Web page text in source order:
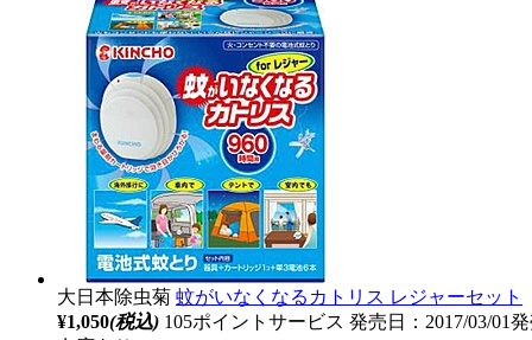
大日本除虫菊 蚊がいなくなるカトリス レジャーセット
¥1,050(税込) 105ポイントサービス 発売日：2017/03/01